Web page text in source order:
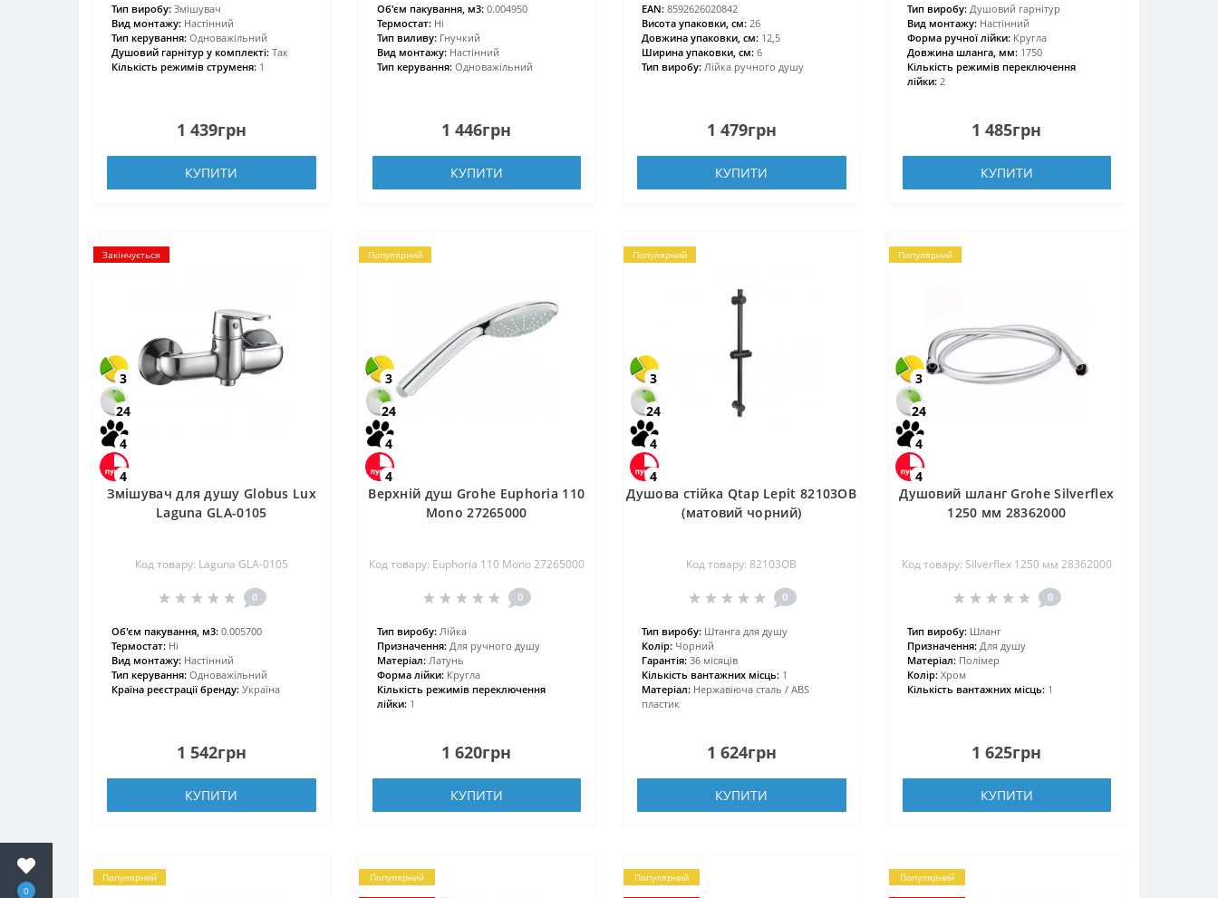
0
Тип виробу: Змішувач
Вид монтажу: Настінний
Тип керування: Одноважільний
Душовий гарнітур у комплекті: Так
Кількість режимів струменя: 1
1 439грн
КУПИТИ
Об'єм пакування, м3: 0.004950
Термостат: Ні
Тип виливу: Гнучкий
Вид монтажу: Настінний
Тип керування: Одноважільний
1 446грн
КУПИТИ
EAN: 8592626020842
Висота упаковки, см: 26
Довжина упаковки, см: 12,5
Ширина упаковки, см: 6
Тип виробу: Лійка ручного душу
1 479грн
КУПИТИ
Тип виробу: Душовий гарнітур
Вид монтажу: Настінний
Форма ручної лійки: Кругла
Довжина шланга, мм: 1750
Кількість режимів переключення
лійки: 2
1 485грн
КУПИТИ
Закінчується
3
24
4
4
Змішувач для душу Globus Lux
Laguna GLA-0105
Код товару: Laguna GLA-0105
0
Об'єм пакування, м3: 0.005700
Термостат: Ні
Вид монтажу: Настінний
Тип керування: Одноважільний
Країна реєстрації бренду: Україна
1 542грн
КУПИТИ
Популярний
3
24
4
4
Верхній душ Grohe Euphoria 110
Mono 27265000
Код товару: Euphoria 110 Mono 27265000
0
Тип виробу: Лійка
Призначення: Для ручного душу
Матеріал: Латунь
Форма лійки: Кругла
Кількість режимів переключення
лійки: 1
1 620грн
КУПИТИ
Популярний
3
24
4
4
Душова стійка Qtap Lepit 82103OB
(матовий чорний)
Код товару: 82103OB
0
Тип виробу: Штанга для душу
Колір: Чорний
Гарантія: 36 місяців
Кількість вантажних місць: 1
Матеріал: Нержавіюча сталь / ABS
пластик
1 624грн
КУПИТИ
Популярний
3
24
4
4
Душовий шланг Grohe Silverflex
1250 мм 28362000
Код товару: Silverflex 1250 мм 28362000
0
Тип виробу: Шланг
Призначення: Для душу
Матеріал: Полімер
Колір: Хром
Кількість вантажних місць: 1
1 625грн
КУПИТИ
Популярний Популярний Популярний Популярний